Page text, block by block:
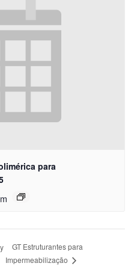
para
GT Estruturantes para
Impermeabilização